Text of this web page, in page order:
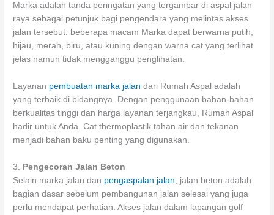
Marka adalah tanda peringatan yang tergambar di aspal jalan
raya sebagai petunjuk bagi pengendara yang melintas akses
jalan tersebut. beberapa macam Marka dapat berwarna putih,
hijau, merah, biru, atau kuning dengan warna cat yang terlihat
jelas namun tidak mengganggu penglihatan.
Layanan pembuatan marka jalan dari Rumah Aspal adalah
yang terbaik di bidangnya. Dengan penggunaan bahan-bahan
berkualitas tinggi dan harga layanan terjangkau, Rumah Aspal
hadir untuk Anda. Cat thermoplastik tahan air dan tekanan
menjadi bahan baku penting yang digunakan.
3.
Pengecoran Jalan Beton
Selain marka jalan dan pengaspalan jalan , jalan beton adalah
bagian dasar sebelum pembangunan jalan selesai yang juga
perlu mendapat perhatian. Akses jalan dalam lapangan golf